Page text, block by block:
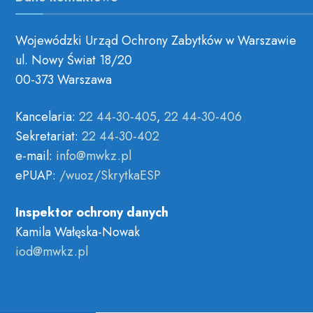
Wojewódzki Urząd Ochrony Zabytków w Warszawie
ul. Nowy Świat 18/20
00-373 Warszawa
Kancelaria: 22 44-30-405, 22 44-30-406
Sekretariat: 22 44-30-402
e-mail:
lp.zk
wm@of
ni
ePUAP: /wuoz/SkrytkaESP
Inspektor ochrony danych
Kamila Wałęska-Nowak
lp.zk
wm@do
i